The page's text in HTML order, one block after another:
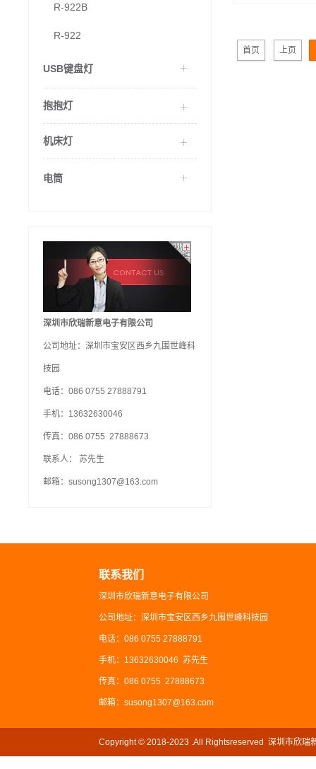
R-922B
R-922
USB键盘灯
抱抱灯
机床灯
电筒
深圳市欣瑞新意电子有限公司
公司地址：深圳市宝安区西乡九围世峰科
技园
电话：086 0755 27888791
手机：13632630046
传真：086 0755 27888673
联系人： 苏先生
邮箱：susong1307@163.com
首页 上页
联系我们
深圳市欣瑞新意电子有限公司
公司地址：深圳市宝安区西乡九围世峰科技园
电话：086 0755 27888791
手机：13632630046 苏先生
传真：086 0755 27888673
邮箱：susong1307@163.com
Copyright © 2018-2023 .All Rightsreserved 深圳市欣瑞